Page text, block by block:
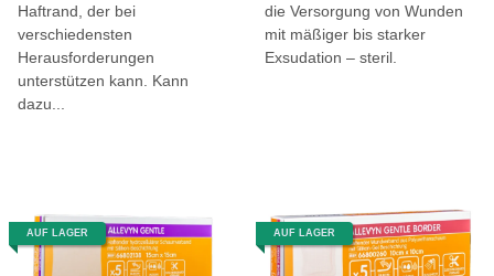
Haftrand, der bei
verschiedensten
Herausforderungen
unterstützen kann. Kann
dazu...
die Versorgung von Wunden
mit mäßiger bis starker
Exsudation – steril.
AUF LAGER AUF LAGER